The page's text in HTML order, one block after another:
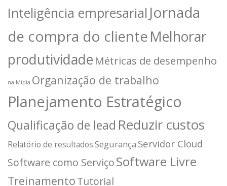
Inteligência empresarial Jornada
de compra do clienteMelhorar
produtividade Métricas de desempenho
na Mídia Organização de trabalho
Planejamento Estratégico
Qualificação de lead Reduzir custos
Relatório de resultadosSegurança Servidor Cloud
Software como ServiçoSoftware Livre
TreinamentoTutorial